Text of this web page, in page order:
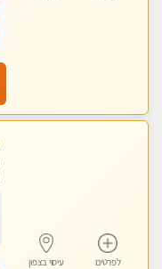
לפרטים
עיסוי בצפון